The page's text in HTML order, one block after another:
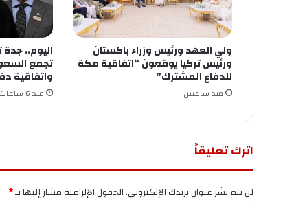
ولي العهد ورئيس وزراء باكستان
ورئيس تركيا يوقعون “اتفاقية مكة
للدفاع المشترك”
منذ ساعتين
اليوم..
تجمع
واتفاقية
منذ 6 ساعات
اترك تعليقاً
لن يتم نشر عنوان بريدك الإلكتروني.الحقول الإلزامية مشار إليها بـ*